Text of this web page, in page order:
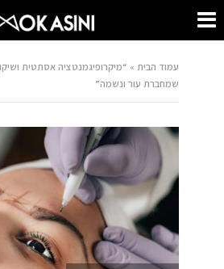
עמוד הבית » “מיקרופיגמנטציה אסתטית
שמחברת עור ונשמה”